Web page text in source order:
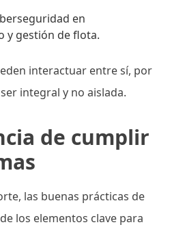
en
y gestión de flota.
interactuar entre sí, por
integral y no aislada.
de cumplir
las buenas prácticas de
los elementos clave para